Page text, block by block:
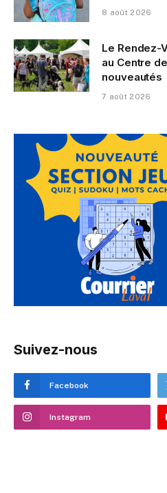
8 août 2026
Le Rendez-
au Centre
nouveautés
7 août 2026
Suivez-nous
Facebook
Instagram